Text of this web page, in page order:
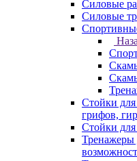
Силовые
Силовые
Стойки для
грифов,
Стойки
Тренажеры